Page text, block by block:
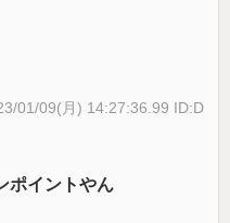
01/09(月) 14:27:36.99 ID:D
ポイントやん